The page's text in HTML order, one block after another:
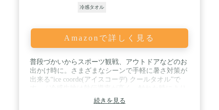
冷感タオル
Amazonで詳しく見る
普段づかいからスポーツ観戦、アウトドアなどのお
出かけ時に。さまざまなシーンで手軽に暑さ対策が
出来る“ice coorde(アイスコーデ) クールタオル”で
多くの熱が肌から生地に移るため冷たく感じられま
す。 / また、冷感生地はやわらかく上質な質感で、
続きを見る